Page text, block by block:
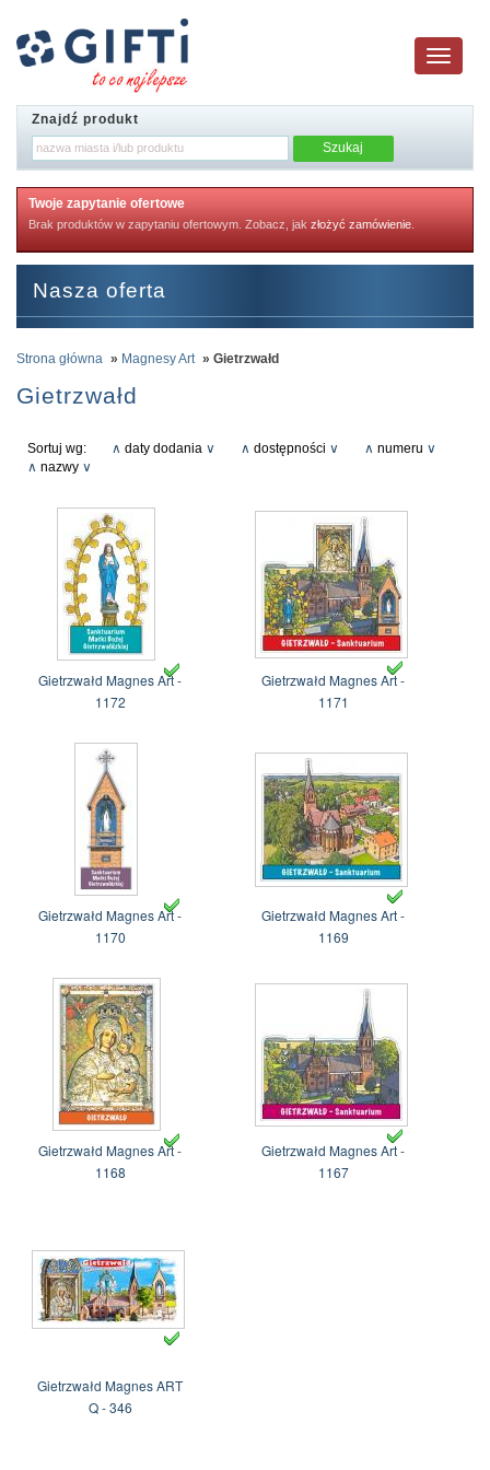
Toggle
navigation
Znajdź produkt
Twoje zapytanie ofertowe
Brak produktów w zapytaniu ofertowym. Zobacz, jak złożyć zamówienie
Nasza oferta
Strona główna » Magnesy Art » Gietrzwałd
Gietrzwałd
Sortuj wg: ∧ daty dodania ∨ ∧ dostępności ∨ ∧ numeru ∨
∧ nazwy ∨
Gietrzwałd Magnes Art -
1172
Gietrzwałd Magnes Art -
1171
Gietrzwałd Magnes Art -
1170
Gietrzwałd Magnes Art -
1169
Gietrzwałd Magnes Art -
1168
Gietrzwałd Magnes Art -
1167
Gietrzwałd Magnes ART
Q - 346